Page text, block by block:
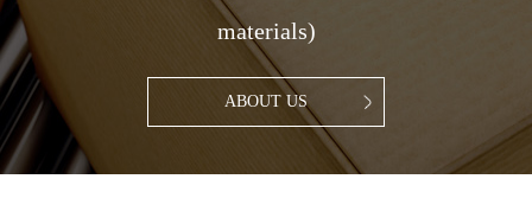
materials)
ABOUT US